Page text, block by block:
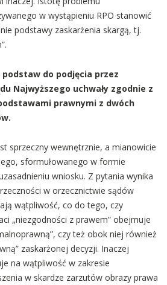
w wystąpieniu RPO stanowić
podstawy zaskarżenia skargą, tj.
podstaw do podjęcia przez
Najwyższego uchwały zgodnie z
prawnymi z dwóch
sprzeczny wewnętrznie, a mianowicie
sformułowanego w formie
wniosku. Z pytania wynika
w orzecznictwie sądów
wątpliwość, co do tego, czy
„niezgodności z prawem” obejmuje
czy też obok niej również
zaskarżonej decyzji. Inaczej
na wątpliwość w zakresie
w skardze zarzutów obrazy prawa